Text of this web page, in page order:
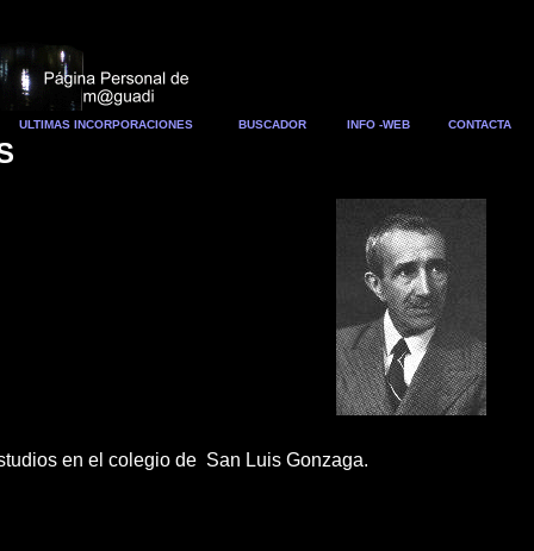
ULTIMAS INCORPORACIONES BUSCADOR INFO -WEB CONTACTA
en el colegio de San Luis Gonzaga.